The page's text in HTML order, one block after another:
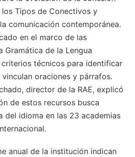
Tipos de Conectivos y
comunicación contemporánea.
en el marco de las
Gramática de la Lengua
criterios técnicos para identificar
oraciones y párrafos.
director de la RAE, explicó
de estos recursos busca
del idioma en las 23 academias
anual de la institución indican